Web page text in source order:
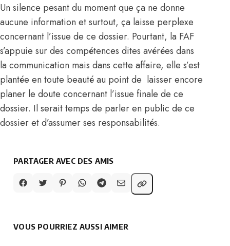
Un silence pesant du moment que ça ne donne
aucune information et surtout, ça laisse perplexe
concernant l’issue de ce dossier. Pourtant, la FAF
s’appuie sur des compétences dites avérées dans
la communication mais dans cette affaire, elle s’est
plantée en toute beauté au point de laisser encore
planer le doute concernant l’issue finale de ce
dossier. Il serait temps de parler en public de ce
dossier et d’assumer ses responsabilités.
PARTAGER AVEC DES AMIS
VOUS POURRIEZ AUSSI AIMER